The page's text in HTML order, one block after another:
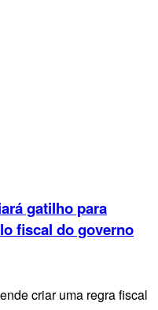
gatilho para
fiscal do governo
criar uma regra fiscal